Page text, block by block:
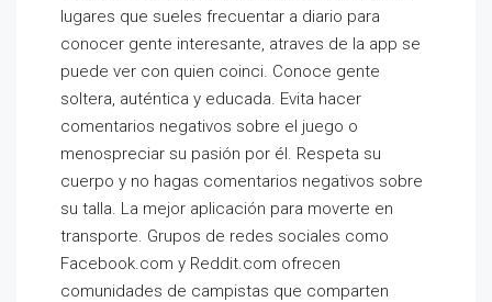
lugares que sueles frecuentar a diario para
conocer gente interesante, atraves de la app se
puede ver con quien coinci. Conoce gente
soltera, auténtica y educada. Evita hacer
comentarios negativos sobre el juego o
menospreciar su pasión por él. Respeta su
cuerpo y no hagas comentarios negativos sobre
su talla. La mejor aplicación para moverte en
transporte. Grupos de redes sociales como
Facebook.com y Reddit.com ofrecen
comunidades de campistas que comparten